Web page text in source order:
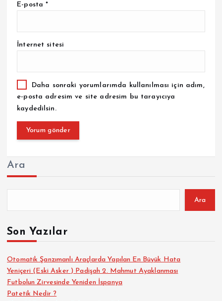
E-posta*
İnternet sitesi
Daha sonraki yorumlarımda kullanılması için adım,
e-posta adresim ve site adresim bu tarayıcıya
kaydedilsin.
Ara
Ara
Son Yazılar
Otomatik Şanzımanlı Araçlarda Yapılan En Büyük Hata
Yeniçeri (Eski Asker ) Padişah 2. Mahmut Ayaklanması
Futbolun Zirvesinde Yeniden İspanya
Patetik Nedir ?